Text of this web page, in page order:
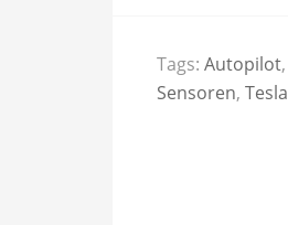
Tags: Autopilot,
Sensoren, Tesla